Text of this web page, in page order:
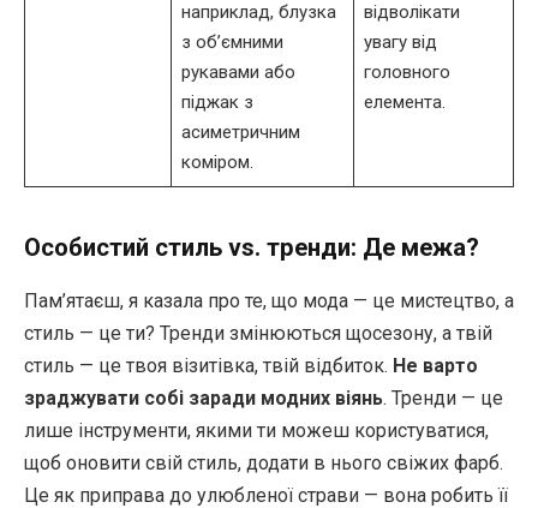
наприклад, блузка
з об’ємними
рукавами або
піджак з
асиметричним
коміром.
відволікати
увагу від
головного
елемента.
Особистий стиль vs. тренди: Де межа?
Пам’ятаєш, я казала про те, що мода — це мистецтво, а
стиль — це ти? Тренди змінюються щосезону, а твій
стиль — це твоя візитівка, твій відбиток. Не варто
зраджувати собі заради модних віянь. Тренди — це
лише інструменти, якими ти можеш користуватися,
щоб оновити свій стиль, додати в нього свіжих фарб.
Це як приправа до улюбленої страви — вона робить її